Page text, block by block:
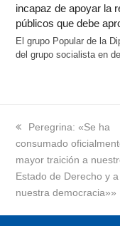
incapaz de apoyar la
públicos que debe
El grupo Popular de la
del grupo socialista en
previous
post:
Peregrina: «Se ha
consumado
mayor traición a
Estado de Derecho y a
nuestra democracia»»